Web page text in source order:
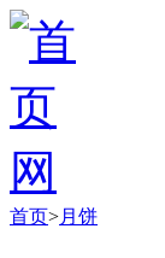
首页>月饼